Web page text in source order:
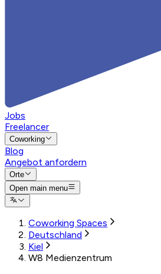
Jobs
Freelancer
Coworking
Blog
Angebot anfordern
Orte
Open main menu
Coworking Spaces
Deutschland
Kiel
W8 Medienzentrum